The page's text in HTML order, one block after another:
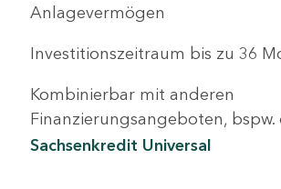
Anlagevermögen
Investitionszeitraum bis zu 36
Kombinierbar mit anderen
Finanzierungsangeboten, bspw.
Sachsenkredit Universal